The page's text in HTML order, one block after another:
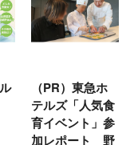
（PR）東急ホ
テルズ「人気食
育イベント」参
加レポート 野